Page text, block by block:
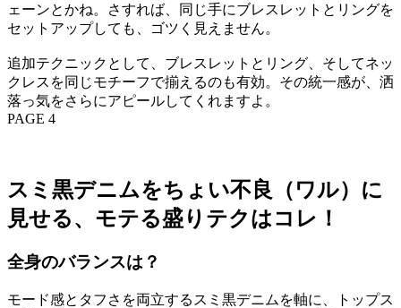
ェーンとかね。さすれば、同じ手にブレスレットとリングを
セットアップしても、ゴツく見えません。
追加テクニックとして、ブレスレットとリング、そしてネッ
クレスを同じモチーフで揃えるのも有効。その統一感が、洒
落っ気をさらにアピールしてくれますよ。
PAGE 4
スミ黒デニムをちょい不良（ワル）に
見せる、モテる盛りテクはコレ！
全身のバランスは？
モード感とタフさを両立するスミ黒デニムを軸に、トップス